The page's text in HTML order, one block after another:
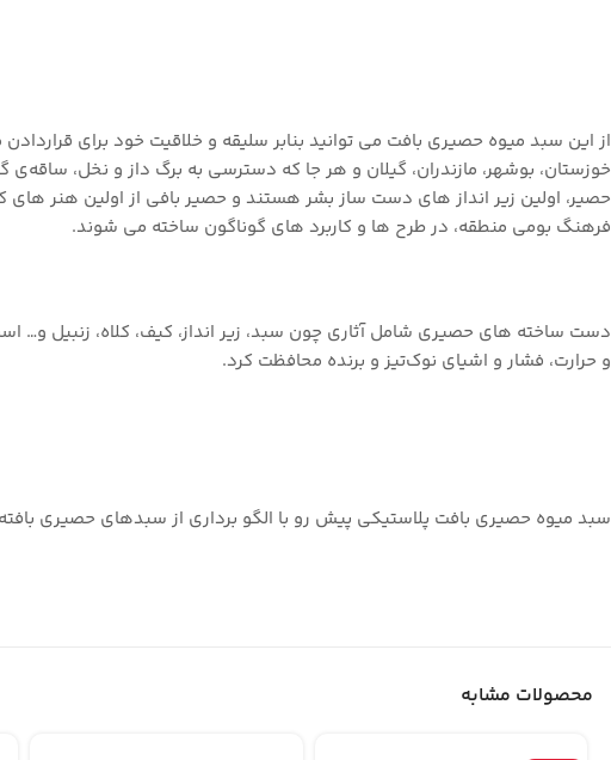
از این سبد میوه حصیری بافت می ‌توانید بنابر سلیقه و خلاقیت خود برای
خوزستان، بوشهر، مازندران، گیلان و هر جا که دسترسی به برگ داز و نخل،
حصیر، اولین زیر انداز های دست ‌ساز بشر هستند و حصیر بافی از اولین هنر های
فرهنگ بومی منطقه، در طرح‌ ها و کاربرد های گوناگون ساخته می ‌شوند.
دست ‌ساخته ‌های حصیری شامل آثاری چون سبد، زیر انداز، کیف، کلاه، زنبیل و…
و حرارت، فشار و اشیای نوک‌تیز و برنده محافظت کرد.
سبد میوه حصیری بافت پلاستیکی پیش رو با الگو برداری از سبدهای حصیری
محصولات مشابه